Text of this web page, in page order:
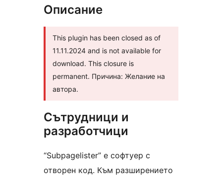
Описание
This plugin has been closed as of
11.11.2024 and is not available for
download. This closure is
permanent. Причина: Желание на
автора.
Сътрудници и
разработчици
“Subpagelister” е софтуер с
отворен код. Към разширението